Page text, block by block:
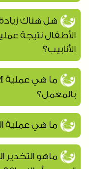
هل هناك
الأطفال نتيجة
الأنابيب؟
بالمعمل؟
ما هي عملية
ماهو